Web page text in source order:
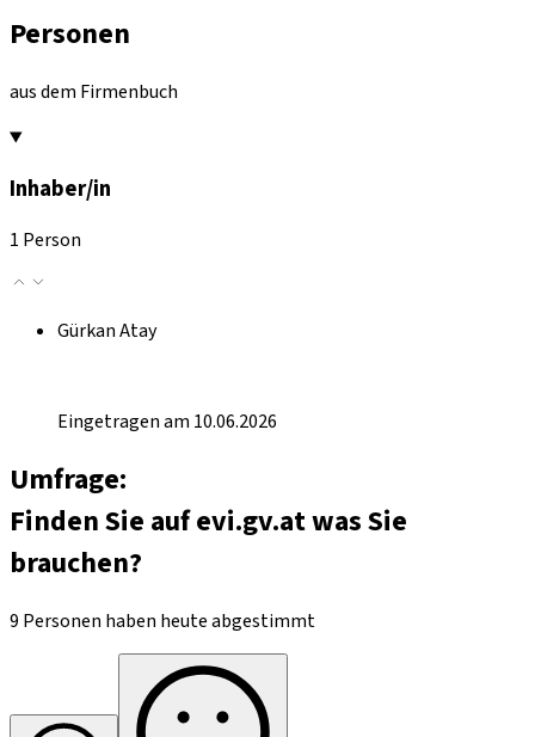
Personen
aus dem Firmenbuch
Inhaber/in
1 Person
Gürkan Atay
Eingetragen am 10.06.2026
Umfrage:
Finden Sie auf evi.gv.at was Sie
brauchen?
9 Personen haben heute abgestimmt